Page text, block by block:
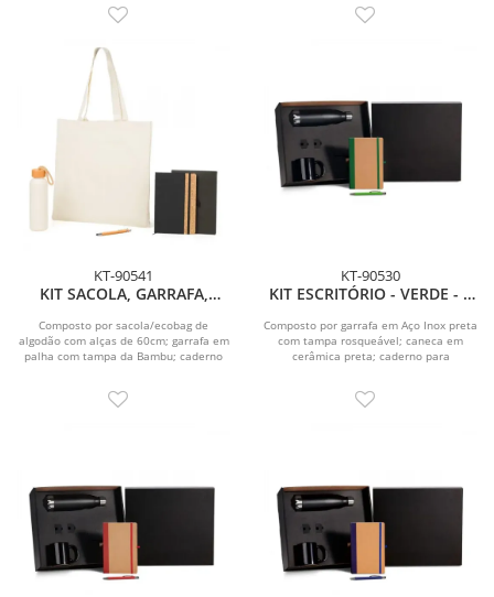
KT-90541
KIT SACOLA, GARRAFA,
Composto por sacola/ecobag de
algodão com alças de 60cm; garrafa em
palha com tampa da Bambu; caderno
KT-90530
KIT ESCRITÓRIO - VERDE - 4
Composto por garrafa em Aço Inox preta
com tampa rosqueável; caneca em
cerâmica preta; caderno para